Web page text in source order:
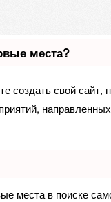
места?
создать свой сайт,
места в поиске